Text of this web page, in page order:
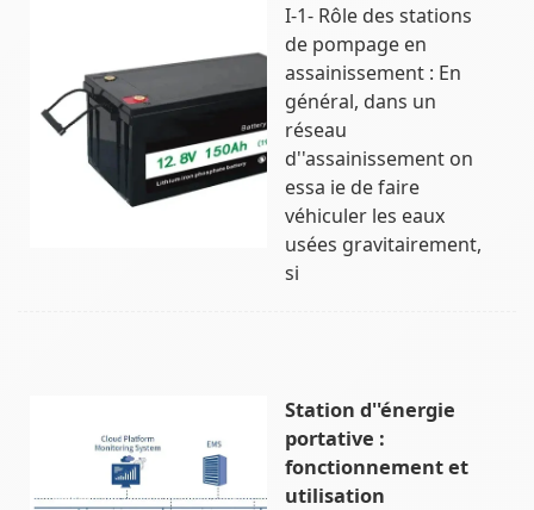
I-1- Rôle des stations
de pompage en
assainissement : En
général, dans un
réseau
d''assainissement on
essa ie de faire
véhiculer les eaux
usées gravitairement,
si
Station d''énergie
portative :
fonctionnement et
utilisation